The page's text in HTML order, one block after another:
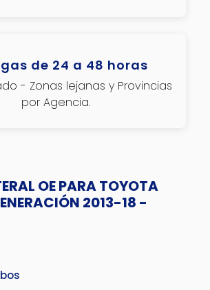
de 24 a 48 horas
- Zonas lejanas y Provincias
por Agencia.
OE PARA TOYOTA
2013-18 -